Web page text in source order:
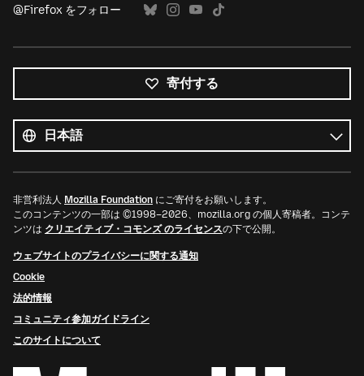
@Firefox をフォロー
寄付する
べ
て
の
言
言
語
非営利法人 Mozilla Foundation にご寄付をお願いします。
このコンテンツの一部は ©1998–2026、mozilla.org の個人寄稿者。コンテ
ンツは クリエイティブ・コモンズ のライセンスの下で公開。
ウェブサイトのプライバシーに関する通知
Cookie
法的情報
コミュニティ参加ガイドライン
このサイトについて